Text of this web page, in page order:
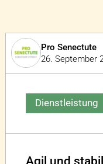
Pro Senectute
26. September
Dienstleistung
Agil und